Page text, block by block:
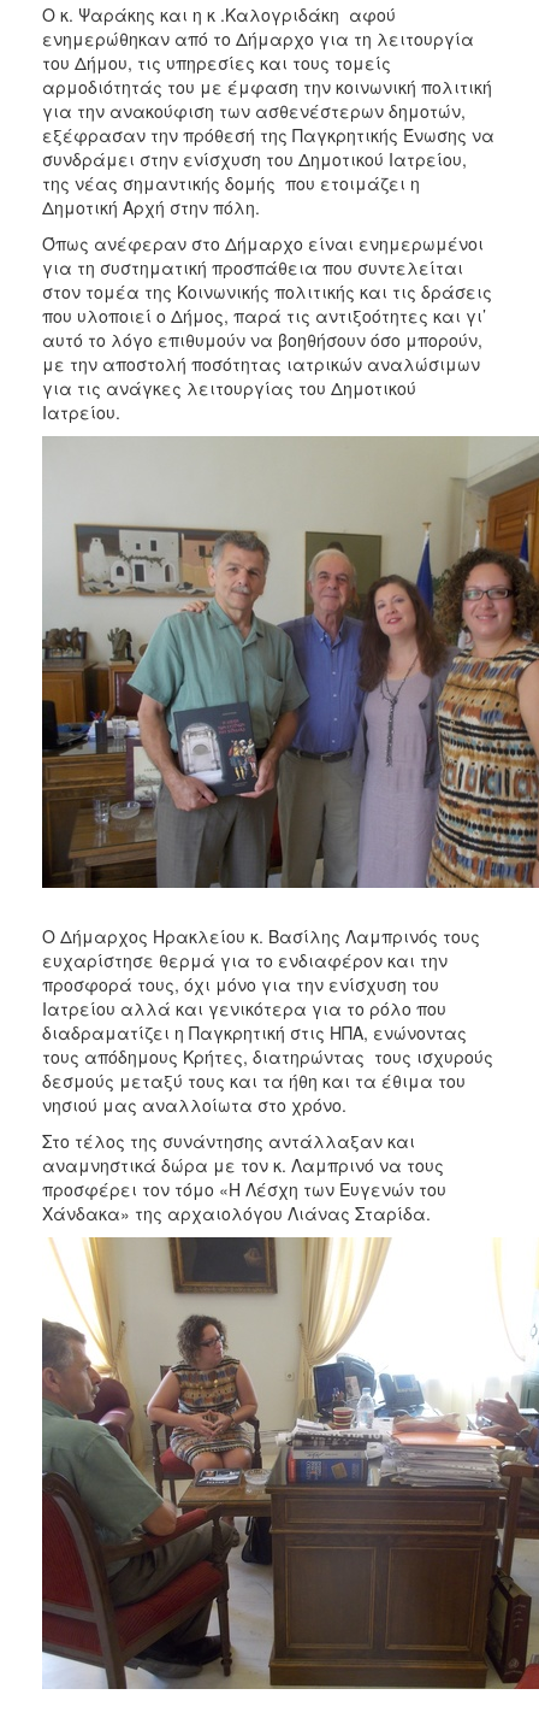
ΤΟΠΟΣ
ΠΟΛΙΤΙΣΜΟΣ
ΑΝΘΕΚΤΙΚΗ
ΠΟΛΗ
Ο κ. Ψαράκης και η κ .Καλογριδάκη αφού
ενημερώθηκαν από το Δήμαρχο για τη λειτουργία
του Δήμου, τις υπηρεσίες και τους τομείς
αρμοδιότητάς του με έμφαση την κοινωνική πολιτική
για την ανακούφιση των ασθενέστερων δημοτών,
εξέφρασαν την πρόθεσή της Παγκρητικής Ένωσης να
συνδράμει στην ενίσχυση του Δημοτικού Ιατρείου,
της νέας σημαντικής δομής που ετοιμάζει η
Δημοτική Αρχή στην πόλη.
Όπως ανέφεραν στο Δήμαρχο είναι ενημερωμένοι
για τη συστηματική προσπάθεια που συντελείται
στον τομέα της Κοινωνικής πολιτικής και τις δράσεις
που υλοποιεί ο Δήμος, παρά τις αντιξοότητες και γι’
αυτό το λόγο επιθυμούν να βοηθήσουν όσο μπορούν,
με την αποστολή ποσότητας ιατρικών αναλώσιμων
για τις ανάγκες λειτουργίας του Δημοτικού
Ιατρείου.
Ο Δήμαρχος Ηρακλείου κ. Βασίλης Λαμπρινός τους
ευχαρίστησε θερμά για το ενδιαφέρον και την
προσφορά τους, όχι μόνο για την ενίσχυση του
Ιατρείου αλλά και γενικότερα για το ρόλο που
διαδραματίζει η Παγκρητική στις ΗΠΑ, ενώνοντας
τους απόδημους Κρήτες, διατηρώντας τους ισχυρούς
δεσμούς μεταξύ τους και τα ήθη και τα έθιμα του
νησιού μας αναλλοίωτα στο χρόνο.
Στο τέλος της συνάντησης αντάλλαξαν και
αναμνηστικά δώρα με τον κ. Λαμπρινό να τους
προσφέρει τον τόμο «Η Λέσχη των Ευγενών του
Χάνδακα» της αρχαιολόγου Λιάνας Σταρίδα.